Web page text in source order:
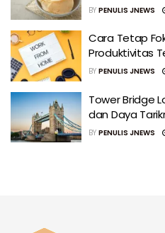
BY PENULIS JNEWS
Cara Tetap
Produktivitas
BY PENULIS JNEWS
Tower Bridge
dan Daya
BY PENULIS JNEWS